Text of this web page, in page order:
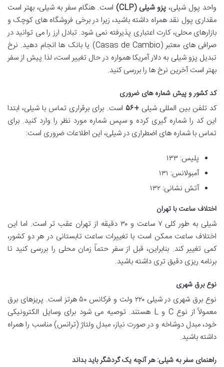
واحد پول شیلی، پزو شیلی (CLP)
است. هنگام سفر به شیلی، بهتر است
مقداری پول نقد همراه داشته باشید، زیرا در برخی فروشگاه های کوچک و
بازارهای محلی، کارت اعتباری پذیرفته نمی شود. تبادل ارز را می توانید در
صرافی های معتبر (Casas de Cambio) یا بانک ها انجام دهید. نرخ
تبدیل پزو شیلی به دلار آمریکا همواره در حال تغییر است، لذا پیش از سفر
بهتر است آخرین نرخ ها را بررسی کنید.
کد کشور و پیش شماره های ضروری
کد تلفن بین المللی شیلی+۵۶
است. برای برقراری تماس با شیلی، ابتدا
این کد را شماره گیری کرده و سپس شماره مورد نظر را وارد کنید. برای
تماس با شماره های اضطراری در شیلی، این اطلاعات ضروری است:
پلیس: ۱۳۳
آمبولانس: ۱۳۱
آتش نشانی: ۱۳۲
اختلاف ساعت با تهران
شیلی به طور کلی ۷ ساعت و ۳۰ دقیقه از تهران عقب تر است. اما این
اختلاف ساعت ممکن است با تغییرات ساعت تابستانی در هر دو کشور،
کمی تغییر کند. بنابراین، قبل از سفر حتماً زمان محلی را بررسی کنید تا
برنامه ریزی دقیق تری داشته باشید.
نوع برق شهری
نوع برق شهری در شیلی ۲۲۰ ولت و فرکانس ۵۰ هرتز است. پریزهای برق
معمولاً از نوع C و L هستند. توصیه می شود برای وسایل الکترونیکی
خود، مبدل دوشاخه و در صورت نیاز، مبدل ولتاژ (ترانس) مناسب را همراه
داشته باشید.
راهنمای سفر به شیلی: هر آنچه یک گردشگر باید بداند